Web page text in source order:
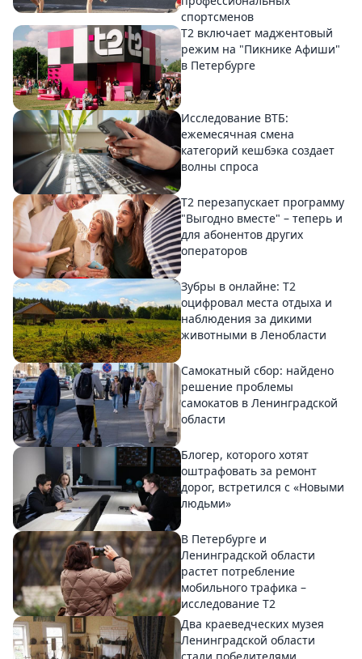
спортсменов
Т2 включает маджентовый
режим на "Пикнике Афиши"
в Петербурге
Исследование ВТБ:
ежемесячная смена
категорий кешбэка создает
волны спроса
Т2 перезапускает программу
"Выгодно вместе" – теперь и
для абонентов других
операторов
Зубры в онлайне: Т2
оцифровал места отдыха и
наблюдения за дикими
животными в Ленобласти
Самокатный сбор: найдено
решение проблемы
самокатов в Ленинградской
области
Блогер, которого хотят
оштрафовать за ремонт
дорог, встретился с «Новыми
людьми»
В Петербурге и
Ленинградской области
растет потребление
мобильного трафика –
исследование T2
Два краеведческих музея
Ленинградской области
стали победителями